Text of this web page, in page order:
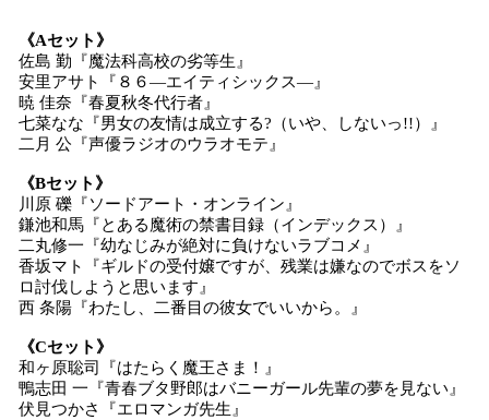
《Aセット》
佐島 勤『魔法科高校の劣等生』
安里アサト『８６―エイティシックス―』
暁 佳奈『春夏秋冬代行者』
七菜なな『男女の友情は成立する?（いや、しないっ!!）』
二月 公『声優ラジオのウラオモテ』
《Bセット》
川原 礫『ソードアート・オンライン』
鎌池和馬『とある魔術の禁書目録（インデックス）』
二丸修一『幼なじみが絶対に負けないラブコメ』
香坂マト『ギルドの受付嬢ですが、残業は嫌なのでボスをソ
ロ討伐しようと思います』
西 条陽『わたし、二番目の彼女でいいから。』
《Cセット》
和ヶ原聡司『はたらく魔王さま！』
鴨志田 一『青春ブタ野郎はバニーガール先輩の夢を見ない』
伏見つかさ『エロマンガ先生』